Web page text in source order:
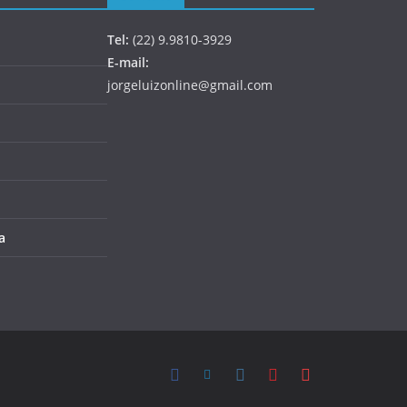
Tel: (22) 9.9810-3929
E-mail:
jorgeluizonline@gmail.com